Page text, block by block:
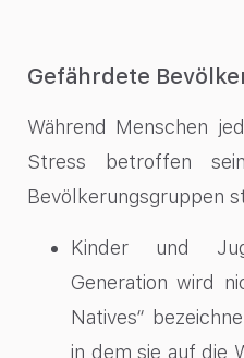
Gefährdete
Während Menschen
Stress betroffen
Bevölkerungsgruppen
Kinder und
Generation wird
Natives“
in dem sie auf die